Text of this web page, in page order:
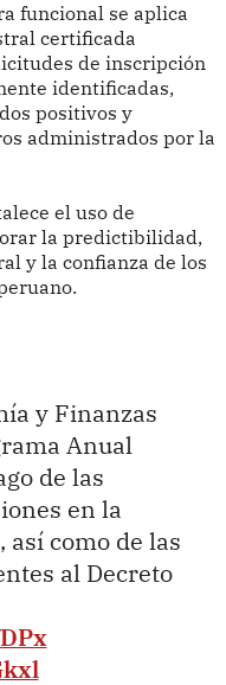
funcional se aplica
certificada
de inscripción
identificadas,
positivos y
administrados por la
el uso de
la predictibilidad,
y la confianza de los
y Finanzas
Anual
de las
en la
como de las
al Decreto